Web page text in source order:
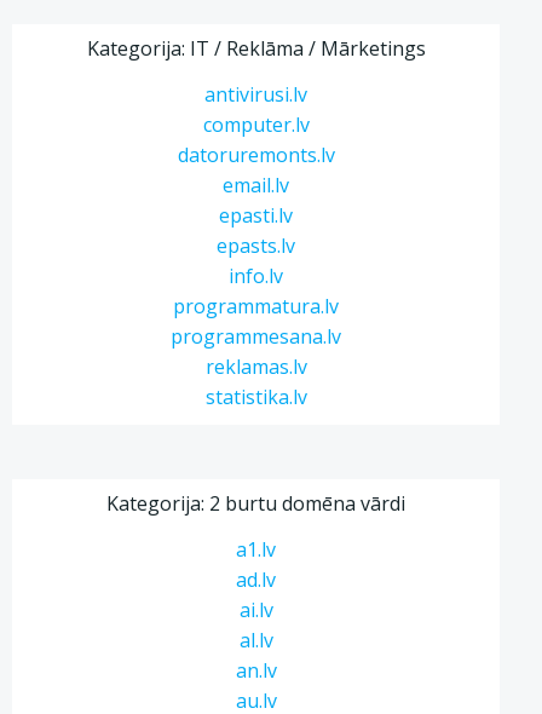
Kategorija: IT / Reklāma / Mārketings
antivirusi.lv
computer.lv
datoruremonts.lv
email.lv
epasti.lv
epasts.lv
info.lv
programmatura.lv
programmesana.lv
reklamas.lv
statistika.lv
Kategorija: 2 burtu domēna vārdi
a1.lv
ad.lv
ai.lv
al.lv
an.lv
au.lv